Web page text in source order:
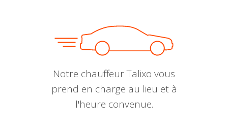
Notre chauffeur Talixo vous
prend en charge au lieu et à
l'heure convenue.